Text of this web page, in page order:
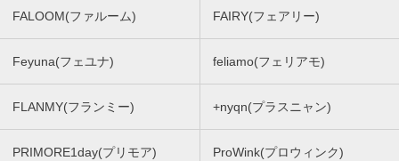
FALOOM(ファルーム) FAIRY(フェアリー)
Feyuna(フェユナ) feliamo(フェリアモ)
FLANMY(フランミー) +nyqn(プラスニャン)
PRIMORE1day(プリモア) ProWink(プロウィンク)